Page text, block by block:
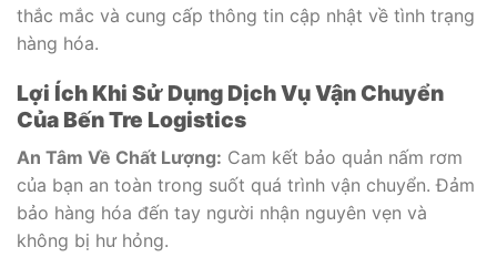
thắc mắc và cung cấp thông tin cập nhật về tình trạng
hàng hóa.
Lợi Ích Khi Sử Dụng Dịch Vụ Vận Chuyển
Của Bến Tre Logistics
An Tâm Về Chất Lượng: Cam kết bảo quản nấm rơm
của bạn an toàn trong suốt quá trình vận chuyển. Đảm
bảo hàng hóa đến tay người nhận nguyên vẹn và
không bị hư hỏng.